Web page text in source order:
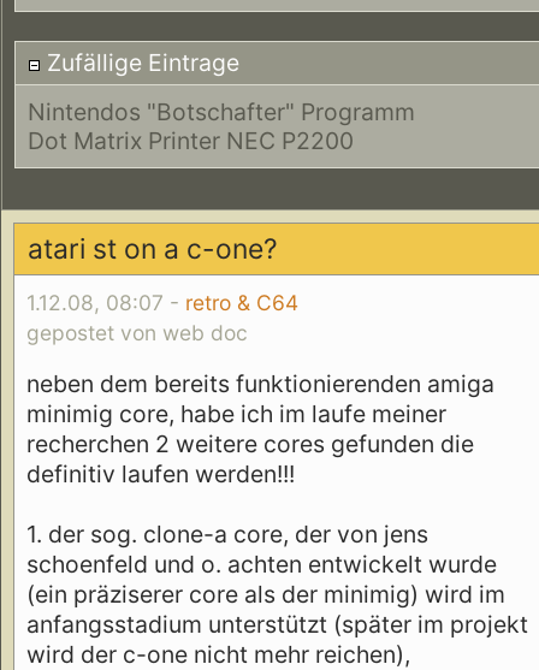
Zufällige Eintrage
Nintendos "Botschafter" Programm
Dot Matrix Printer NEC P2200
atari st on a c-one?
1.12.08, 08:07 - retro & C64
gepostet von web doc
neben dem bereits funktionierenden amiga
minimig core, habe ich im laufe meiner
recherchen 2 weitere cores gefunden die
definitiv laufen werden!!!
1. der sog. clone-a core, der von jens
schoenfeld und o. achten entwickelt wurde
(ein präziserer core als der minimig) wird im
anfangsstadium unterstützt (später im projekt
wird der c-one nicht mehr reichen),